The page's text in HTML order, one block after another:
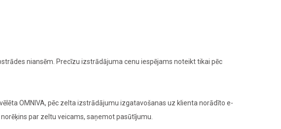
niansēm. Precīzu izstrādājuma cenu iespējams noteikt tikai pēc
OMNIVA, pēc zelta izstrādājumu izgatavošanas uz klienta norādīto e-
par zeltu veicams, saņemot pasūtījumu.